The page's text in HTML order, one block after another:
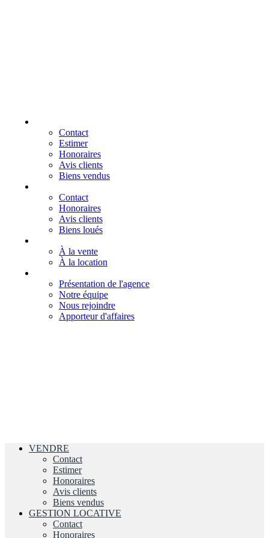
Contact
Estimer
Honoraires
Avis clients
Biens vendus
Contact
Honoraires
Avis clients
Biens loués
À la vente
À la location
Présentation de l'agence
Notre équipe
Nous rejoindre
Apporteur d'affaires
VENDRE
Contact
Estimer
Honoraires
Avis clients
Biens vendus
GESTION LOCATIVE
Contact
Honoraires